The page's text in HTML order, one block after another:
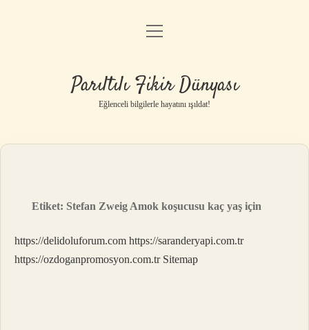
Anasayfa
Yasal Uyarı
menüyü
Parıltılı Fikir Dünyası
Eğlenceli bilgilerle hayatını ışıldat!
Etiket: Stefan Zweig Amok koşucusu kaç yaş için
https://delidoluforum.com https://saranderyapi.com.tr
https://ozdoganpromosyon.com.tr Sitemap